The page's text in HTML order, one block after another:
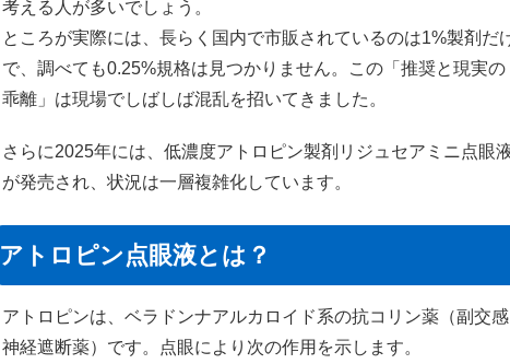
考える人が多いでしょう。
ところが実際には、長らく国内で市販されているのは1%製剤だ
で、調べても0.25%規格は見つかりません。この「推奨と現実の
乖離」は現場でしばしば混乱を招いてきました。
さらに2025年には、低濃度アトロピン製剤リジュセアミニ点眼
が発売され、状況は一層複雑化しています。
アトロピン点眼液とは？
アトロピンは、ベラドンナアルカロイド系の抗コリン薬（副交感
神経遮断薬）です。点眼により次の作用を示します。